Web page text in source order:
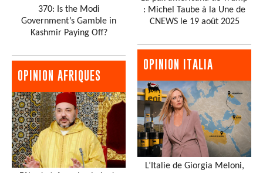
370: Is the Modi
Government’s Gamble in
Kashmir Paying Off?
OPINION AFRIQUES
: Michel Taube à la Une de
CNEWS le 19 août 2025
OPINION ITALIA
L’Italie de Giorgia Meloni,